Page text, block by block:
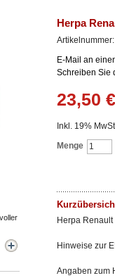
Herpa
E-Mail an
Schreiben Sie
23,50 €
Inkl. 19%
Menge
Herpa
Hinweise zur
Angaben zum